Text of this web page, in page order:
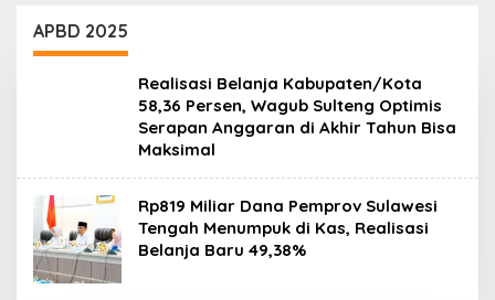
APBD 2025
Realisasi Belanja Kabupaten/Kota
58,36 Persen, Wagub Sulteng Optimis
Serapan Anggaran di Akhir Tahun Bisa
Maksimal
Rp819 Miliar Dana Pemprov Sulawesi
Tengah Menumpuk di Kas, Realisasi
Belanja Baru 49,38%